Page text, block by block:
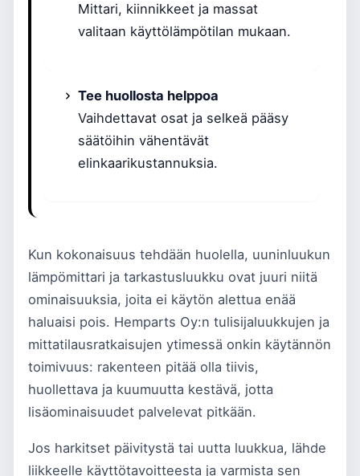
Mittari, kiinnikkeet ja massat
valitaan käyttölämpötilan mukaan.
Tee huollosta helppoa
Vaihdettavat osat ja selkeä pääsy
säätöihin vähentävät
elinkaarikustannuksia.
Kun kokonaisuus tehdään huolella, uuninluukun
lämpömittari ja tarkastusluukku ovat juuri niitä
ominaisuuksia, joita ei käytön alettua enää
haluaisi pois. Hemparts Oy:n tulisijaluukkujen ja
mittatilausratkaisujen ytimessä onkin käytännön
toimivuus: rakenteen pitää olla tiivis,
huollettava ja kuumuutta kestävä, jotta
lisäominaisuudet palvelevat pitkään.
Jos harkitset päivitystä tai uutta luukkua, lähde
liikkeelle käyttötavoitteesta ja varmista sen